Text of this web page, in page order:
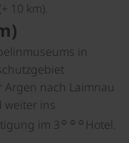
10 km).
in
nach Laimnau
weiter ins
im 3☼☼☼ Hotel.